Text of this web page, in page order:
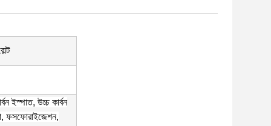
ইস্পাত, উচ্চ কার্বন
ফসফোরাইজেশন,